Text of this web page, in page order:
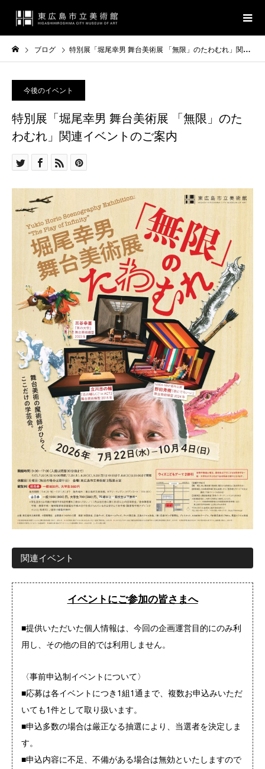
ブログ 特別展「堀尾幸男 舞台美術展 「無限」のたわむれ」関連イベントのご案内
今後のイベント
特別展「堀尾幸男 舞台美術展 「無限」のた
わむれ」関連イベントのご案内
関連イベント
イベントにご参加の皆さまへ
■提供いただいた個人情報は、今回の企画運営目的にのみ利
用し、その他の目的では利用しません。
〈事前申込制イベントについて〉
■応募は各イベントにつき1組1通まで、複数お申込みいただ
いても1件として取り扱います。
■申込多数の場合は厳正なる抽選により、当選者を決定しま
す。
■申込内容に不足、不備がある場合は無効といたしますので